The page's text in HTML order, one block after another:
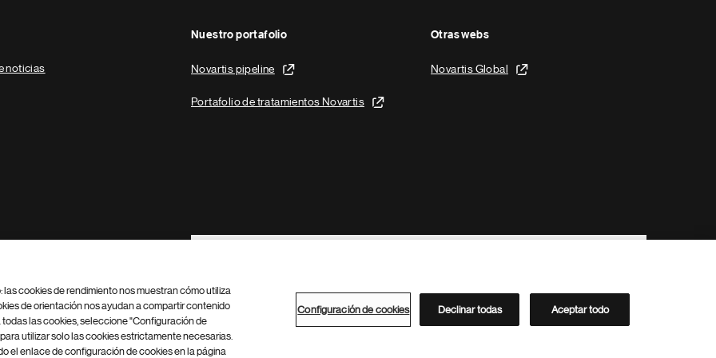
noticias
Nuestro portafolio
Novartis pipeline
Portafolio de tratamientos Novartis
Otras webs
Novartis Global
Footer Site Search
Configuración de cookies Mapa del sitio
Directorio de Novartis
cookies de rendimiento nos muestran cómo utiliza
de orientación nos ayudan a compartir contenido
las cookies, seleccione "Configuración de
utilizar solo las cookies estrictamente necesarias.
el enlace de configuración de cookies en la página
Configuración de cookies Declinar todas Aceptar todo